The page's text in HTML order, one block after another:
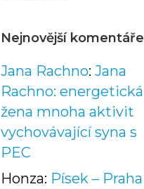
Nejnovější komentáře
Jana Rachno: Jana
Rachno: energetická
žena mnoha aktivit
vychovávající syna s
PEC
Honza: Písek – Praha